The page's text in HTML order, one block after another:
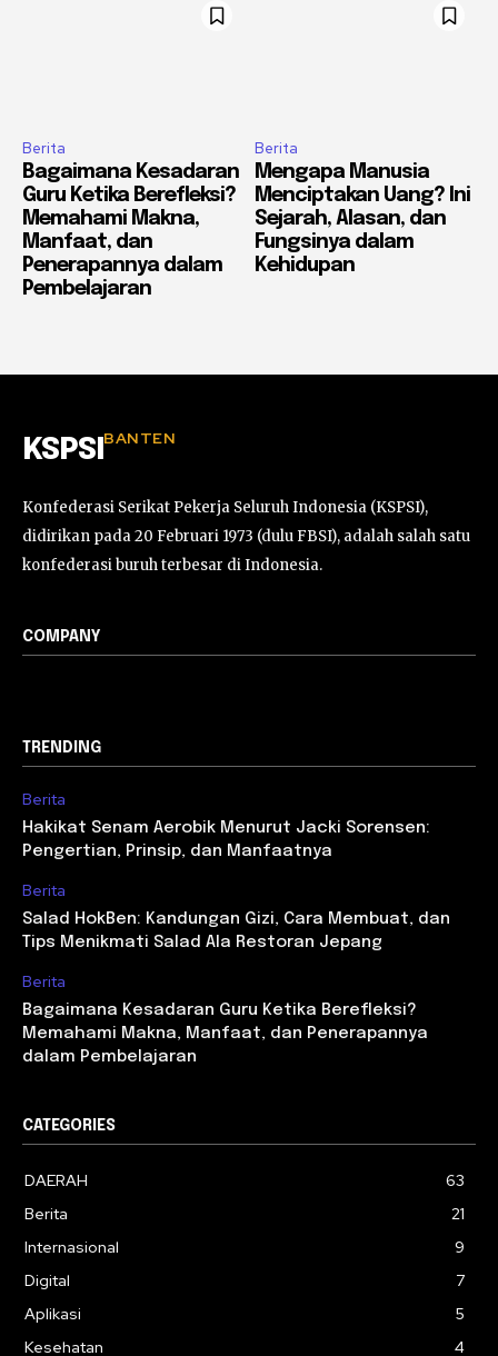
Berita
Bagaimana Kesadaran
Guru Ketika Berefleksi?
Memahami Makna,
Manfaat, dan
Penerapannya dalam
Pembelajaran
Berita
Mengapa Manusia
Menciptakan Uang? Ini
Sejarah, Alasan, dan
Fungsinya dalam
Kehidupan
KSPSI BANTEN
Konfederasi Serikat Pekerja Seluruh Indonesia (KSPSI),
didirikan pada 20 Februari 1973 (dulu FBSI), adalah salah satu
konfederasi buruh terbesar di Indonesia.
COMPANY
TRENDING
Berita
Hakikat Senam Aerobik Menurut Jacki Sorensen:
Pengertian, Prinsip, dan Manfaatnya
Berita
Salad HokBen: Kandungan Gizi, Cara Membuat, dan
Tips Menikmati Salad Ala Restoran Jepang
Berita
Bagaimana Kesadaran Guru Ketika Berefleksi?
Memahami Makna, Manfaat, dan Penerapannya
dalam Pembelajaran
CATEGORIES
DAERAH
63
Berita
21
Internasional
9
Digital
7
Aplikasi
5
Kesehatan
4